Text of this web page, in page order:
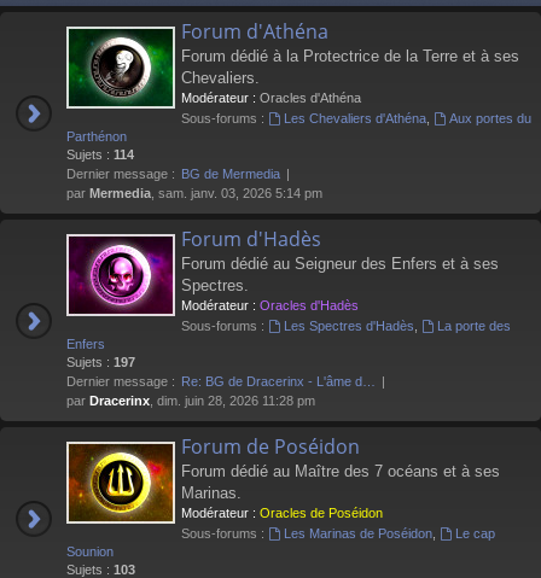
Forum d'Athéna
Forum dédié à la Protectrice de la Terre et à ses
Chevaliers.
Modérateur : Oracles d'Athéna
Sous-forums :
Les Chevaliers d'Athéna,
Aux portes du
Parthénon
Sujets : 114
Dernier message : BG de Mermedia
par Mermedia , sam. janv. 03, 2026 5:14 pm
Forum d'Hadès
Forum dédié au Seigneur des Enfers et à ses
Spectres.
Modérateur : Oracles d'Hadès
Sous-forums :
Les Spectres d'Hadès
La porte des
Enfers
Sujets : 197
Dernier message : Re: BG de Dracerinx - L'âme d…
par Dracerinx , dim. juin 28, 2026 11:28 pm
Forum de Poséidon
Forum dédié au Maître des 7 océans et à ses
Marinas.
Modérateur : Oracles de Poséidon
Sous-forums :
Les Marinas de Poséidon,
Le cap
Sounion
Sujets : 103